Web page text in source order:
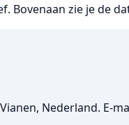
Bovenaan zie je de
Nederland.